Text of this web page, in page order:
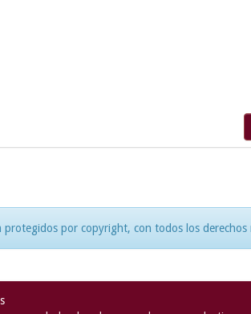
protegidos por copyright, con todos los